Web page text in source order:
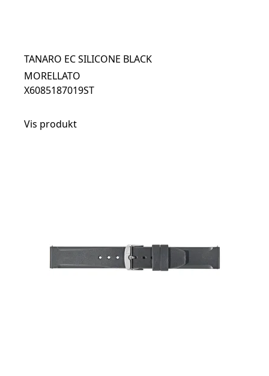
TANARO EC SILICONE BLACK
MORELLATO
X6085187019ST
Vis produkt